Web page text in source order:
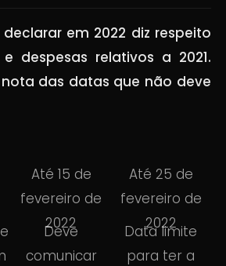
declarar em 2022 diz respeito
despesas relativos a 2021.
das datas que não deve
Até 15 de
fevereiro de
2022
Deve
comunicar
Até 25 de
fevereiro de
2022
Data limite
para ter a